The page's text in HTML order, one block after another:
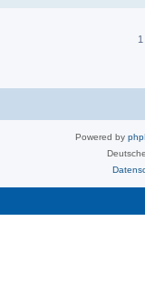
Powered by